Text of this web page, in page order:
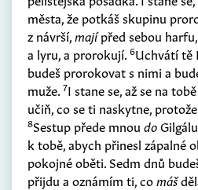
města, že potkáš skupinu
z návrší,majípřed sebou
a lyru, a prorokují. 6Uchvátí tě
budeš prorokovat s nimi a
muže. 7I stane se, až se na
učiň, co se ti naskytne,
8Sestup přede mnou do
k tobě, abych přinesl zápalné
pokojné oběti. Sedm dnů
přijdu a oznámím ti, comáš